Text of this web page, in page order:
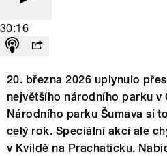
30:16
20. března 2026 uplynulo
největšího národního parku v
Národního parku Šumava si
celý rok. Speciální akci ale
v Kvildě na Prachaticku.